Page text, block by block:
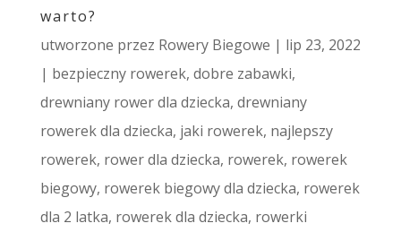
warto?
utworzone przez Rowery Biegowe | lip 23, 2022
| bezpieczny rowerek, dobre zabawki,
drewniany rower dla dziecka, drewniany
rowerek dla dziecka, jaki rowerek, najlepszy
rowerek, rower dla dziecka, rowerek, rowerek
biegowy, rowerek biegowy dla dziecka, rowerek
dla 2 latka, rowerek dla dziecka, rowerki